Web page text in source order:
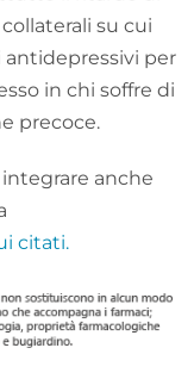
su cui
antidepressivi per
in chi soffre di
precoce.
anche
citati.